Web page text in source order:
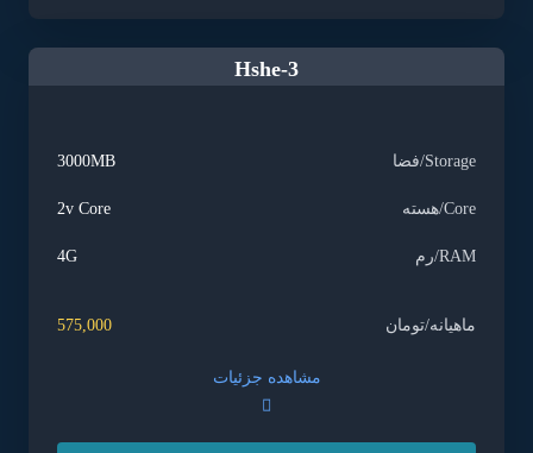
Hshe-3
Storage/فضا 3000MB
Core/هسته 2v Core
RAM/رم 4G
ماهیانه/تومان 575,000
مشاهده جزئیات